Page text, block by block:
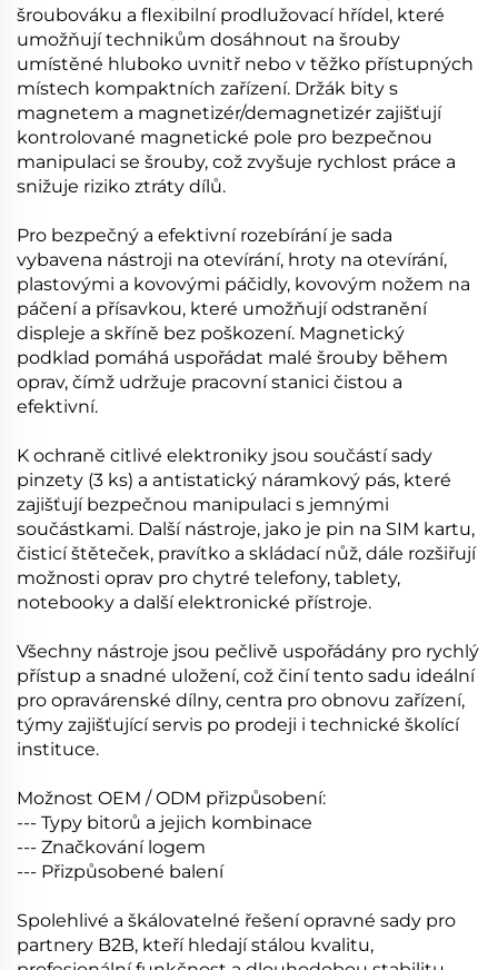
šroubováku a flexibilní prodlužovací hřídel, které
umožňují technikům dosáhnout na šrouby
umístěné hluboko uvnitř nebo v těžko přístupných
místech kompaktních zařízení. Držák bity s
magnetem a magnetizér/demagnetizér zajišťují
kontrolované magnetické pole pro bezpečnou
manipulaci se šrouby, což zvyšuje rychlost práce a
snižuje riziko ztráty dílů.
Pro bezpečný a efektivní rozebírání je sada
vybavena nástroji na otevírání, hroty na otevírání,
plastovými a kovovými páčidly, kovovým nožem na
páčení a přísavkou, které umožňují odstranění
displeje a skříně bez poškození. Magnetický
podklad pomáhá uspořádat malé šrouby během
oprav, čímž udržuje pracovní stanici čistou a
efektivní.
K ochraně citlivé elektroniky jsou součástí sady
pinzety (3 ks) a antistatický náramkový pás, které
zajišťují bezpečnou manipulaci s jemnými
součástkami. Další nástroje, jako je pin na SIM kartu,
čisticí štěteček, pravítko a skládací nůž, dále rozšiřují
možnosti oprav pro chytré telefony, tablety,
notebooky a další elektronické přístroje.
Všechny nástroje jsou pečlivě uspořádány pro rychlý
přístup a snadné uložení, což činí tento sadu ideální
pro opravárenské dílny, centra pro obnovu zařízení,
týmy zajišťující servis po prodeji i technické školící
instituce.
Možnost OEM / ODM přizpůsobení:
--- Typy bitorů a jejich kombinace
--- Značkování logem
--- Přizpůsobené balení
Spolehlivé a škálovatelné řešení opravné sady pro
partnery B2B, kteří hledají stálou kvalitu,